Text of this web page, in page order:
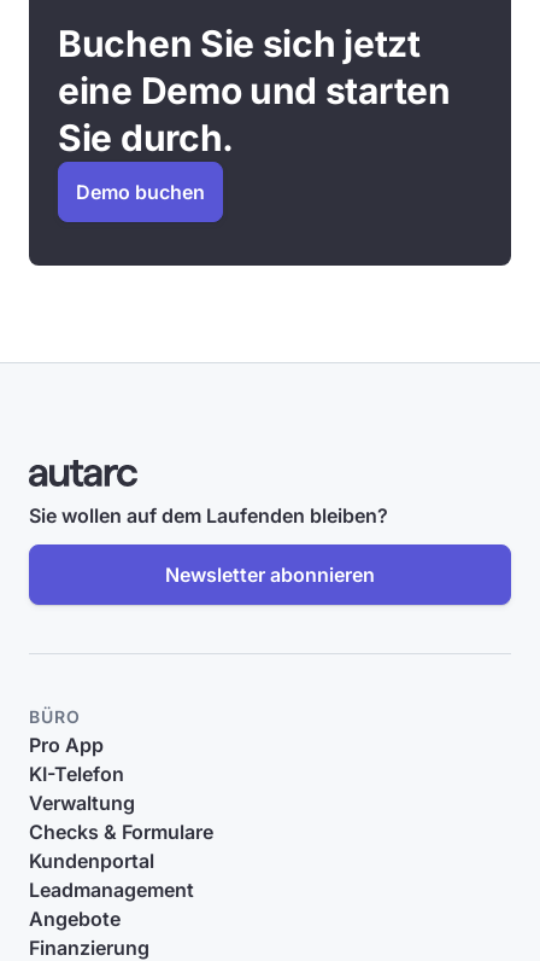
Buchen Sie sich jetzt
eine Demo und starten
Sie durch.
Demo buchen
Sie wollen auf dem Laufenden bleiben?
Newsletter abonnieren
BÜRO
Pro App
KI-Telefon
Verwaltung
Checks & Formulare
Kundenportal
Leadmanagement
Angebote
Finanzierung